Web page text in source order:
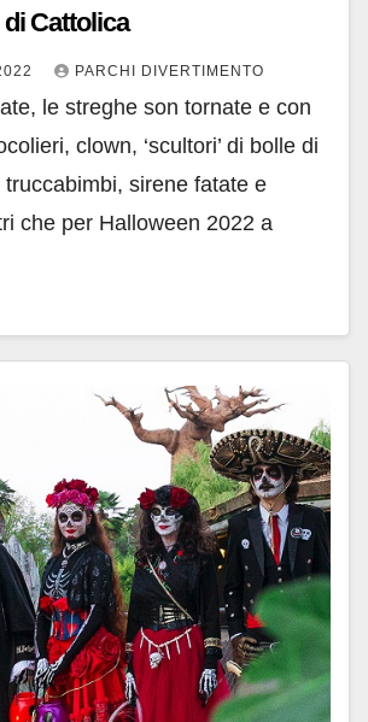
Cattolica
PARCHI DIVERTIMENTO
le streghe son tornate e con
clown, ‘scultori’ di bolle di
sirene fatate e
che per Halloween 2022 a